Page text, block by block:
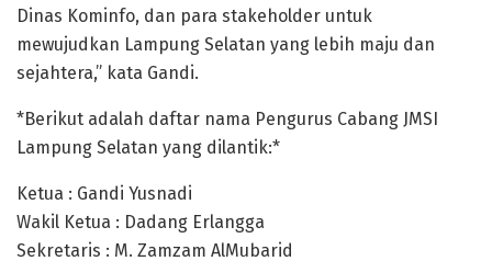
Dinas Kominfo, dan para stakeholder untuk
mewujudkan Lampung Selatan yang lebih maju dan
sejahtera,” kata Gandi.
*Berikut adalah daftar nama Pengurus Cabang JMSI
Lampung Selatan yang dilantik:*
Ketua : Gandi Yusnadi
Wakil Ketua : Dadang Erlangga
Sekretaris : M. Zamzam AlMubarid